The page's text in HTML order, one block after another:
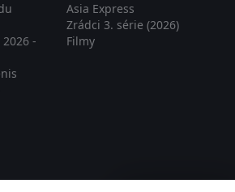
-
Asia Express
Zrádci 3. série (2026)
Filmy